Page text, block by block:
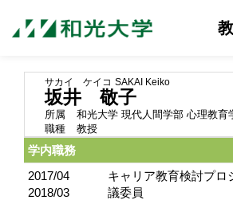
サカイ ケイコ SAKAI Keiko
坂井 敬子
所属
和光大学 現代人間学部 心理教育
職種
教授
学内職務
2017/04
2018/03
キャリア教育検討プロ
議委員